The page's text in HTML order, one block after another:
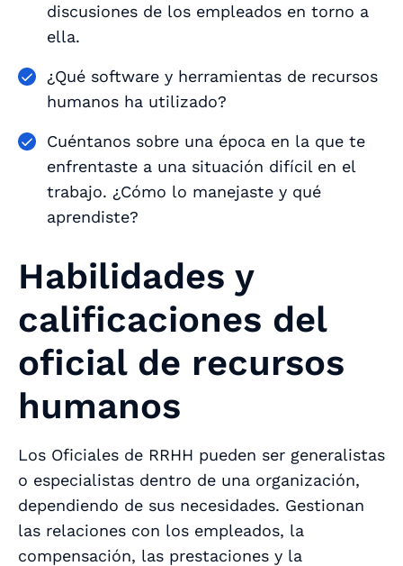
discusiones de los empleados en torno a
ella.
¿Qué software y herramientas de recursos
humanos ha utilizado?
Cuéntanos sobre una época en la que te
enfrentaste a una situación difícil en el
trabajo. ¿Cómo lo manejaste y qué
aprendiste?
Habilidades y
calificaciones del
oficial de recursos
humanos
Los Oficiales de RRHH pueden ser generalistas
o especialistas dentro de una organización,
dependiendo de sus necesidades. Gestionan
las relaciones con los empleados, la
compensación, las prestaciones y la